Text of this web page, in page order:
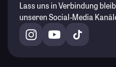
Lass uns in Verbindung
unseren Social-Media